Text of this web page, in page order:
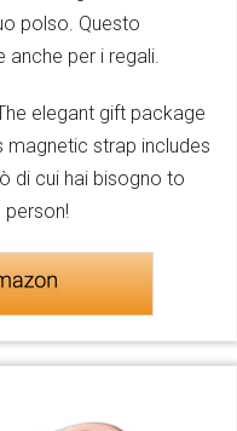
polso. Questo
anche per i regali.
elegant gift package
magnetic strap includes
di cui hai bisogno to
person!